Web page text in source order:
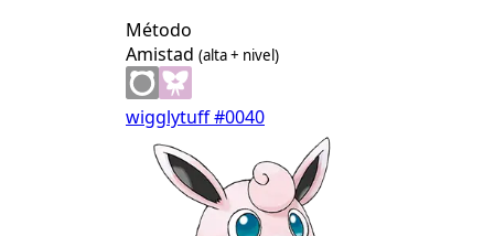
Método
Amistad (alta + nivel)
wigglytuff#0040